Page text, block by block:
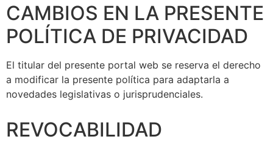
CAMBIOS EN LA PRESENTE
POLÍTICA DE PRIVACIDAD
El titular del presente portal web se reserva el derecho
a modificar la presente política para adaptarla a
novedades legislativas o jurisprudenciales.
REVOCABILIDAD